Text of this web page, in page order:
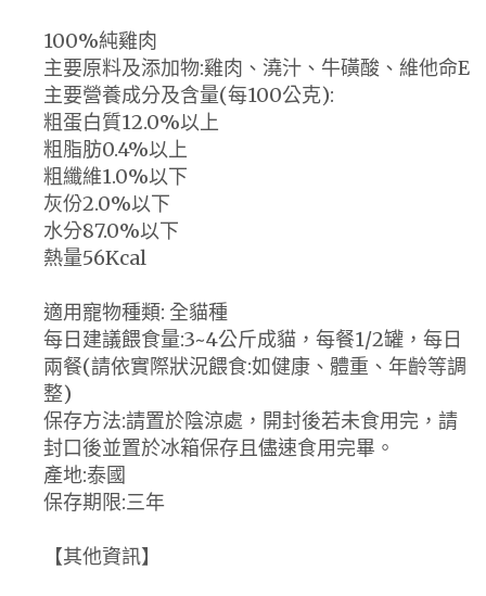
100%純雞肉
主要原料及添加物:雞肉、澆汁、牛磺酸、維他命E
主要營養成分及含量(每100公克):
粗蛋白質12.0%以上
粗脂肪0.4%以上
粗纖維1.0%以下
灰份2.0%以下
水分87.0%以下
熱量56Kcal
適用寵物種類: 全貓種
每日建議餵食量:3~4公斤成貓，每餐1/2罐，每日
兩餐(請依實際狀況餵食:如健康、體重、年齡等調
整)
保存方法:請置於陰涼處，開封後若未食用完，請
封口後並置於冰箱保存且儘速食用完畢。
產地:泰國
保存期限:三年
【其他資訊】